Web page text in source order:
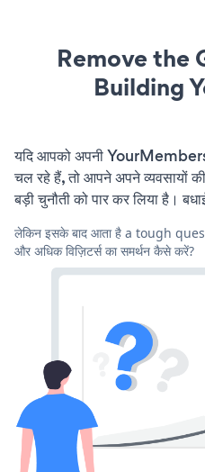
Remove the
Building
यदि आपको अपनी
चल रहे हैं, तो आपने अपने व्यवसायों
बड़ी चुनौती को पार कर लिया है।
लेकिन इसके बाद आता है a tough
और अधिक विज़िटर्स का समर्थन कैसे करें?